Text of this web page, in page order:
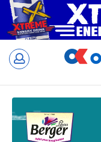
Skip